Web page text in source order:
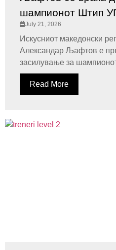
шампионот Штип
July 21, 2026
Искусниот македонски
Александар Љафтов е
засилување за
Read More